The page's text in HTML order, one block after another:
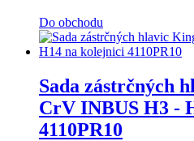
Do obchodu
Sada zástrčných
CrV INBUS H3 -
4110PR10